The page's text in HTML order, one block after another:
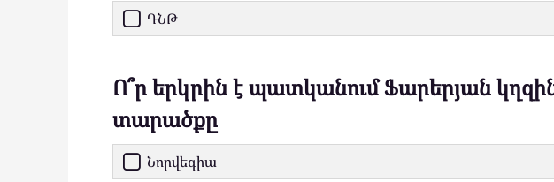
ԴՆԹ
Ո՞ր երկրին է պատկանում Ֆարերյան
տարածքը
Նորվեգիա